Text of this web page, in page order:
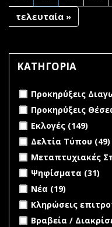
τελευταία »
ΚΑΤΗΓΟΡΙΑ
Apply Προκηρύξεις
Προκηρύξεις
Apply Προκηρύξεις
Προκηρύξεις
Apply Εκλογές filter
Εκλογές (149)
Apply Δελτία Τύπου
Δελτία Τύπου (49)
ApplyΜεταπτυχιακές
Apply Ψηφίσματα filter
Ψηφίσματα (31)
Apply Νέα filter
Νέα (19)
Apply Κληρώσεις
Κληρώσεις
Apply Βραβεία /
Βραβεία /